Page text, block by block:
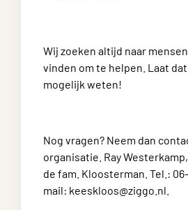
Wij zoeken altijd naar
vinden om te helpen. Laat
mogelijk weten!
Nog vragen? Neem dan
organisatie. Ray
de fam. Kloosterman. Tel.:
mail: keeskloos@ziggo.nl.